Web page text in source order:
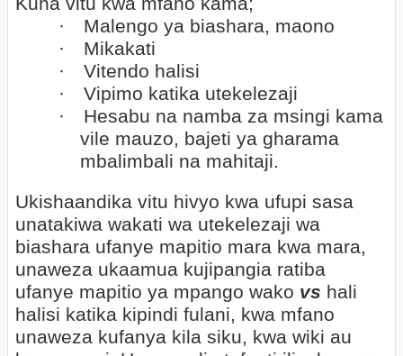
·
Malengo ya biashara, maono
·
Mikakati
·
Vitendo halisi
·
Vipimo katika utekelezaji
·
Hesabu na namba za msingi kama
vile mauzo, bajeti ya gharama
mbalimbali na mahitaji.
Ukishaandika vitu hivyo kwa ufupi sasa
unatakiwa wakati wa utekelezaji wa
biashara ufanye mapitio mara kwa mara,
unaweza ukaamua kujipangia ratiba
ufanye mapitio ya mpango wako vs hali
halisi katika kipindi fulani, kwa mfano
unaweza kufanya kila siku, kwa wiki au